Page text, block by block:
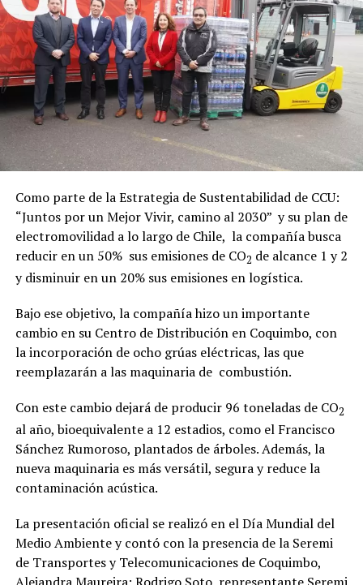
Como parte de la Estrategia de Sustentabilidad de CCU:
“Juntos por un Mejor Vivir, camino al 2030” y su plan de
electromovilidad a lo largo de Chile, la compañía busca
reducir en un 50% sus emisiones de CO2 de alcance 1 y 2
y disminuir en un 20% sus emisiones en logística.
Bajo ese objetivo, la compañía hizo un importante
cambio en su Centro de Distribución en Coquimbo, con
la incorporación de ocho grúas eléctricas, las que
reemplazarán a las maquinaria de combustión.
Con este cambio dejará de producir 96 toneladas de CO2
al año, bioequivalente a 12 estadios, como el Francisco
Sánchez Rumoroso, plantados de árboles. Además, la
nueva maquinaria es más versátil, segura y reduce la
contaminación acústica.
La presentación oficial se realizó en el Día Mundial del
Medio Ambiente y contó con la presencia de la Seremi
de Transportes y Telecomunicaciones de Coquimbo,